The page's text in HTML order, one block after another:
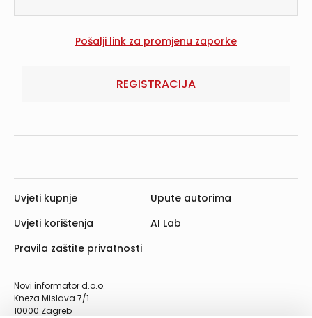
REGISTRACIJA
Novi informator d.o.o.
Kneza Mislava 7/1
10000 Zagreb
Uvjeti kupnje
Uvjeti korištenja
Pravila zaštite privatnosti
Upute autorima
AI Lab